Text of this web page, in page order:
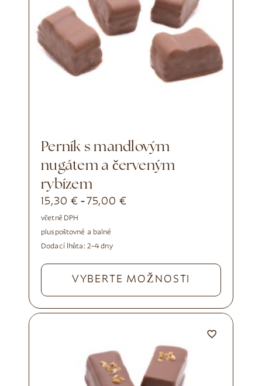
Perník s mandlovým
nugátem a červeným
rybízem
15,30 € -75,00€
včetně DPH
pluspoštovné a balné
Dodací lhůta: 2–4 dny
VYBERTE MOŽNOSTI